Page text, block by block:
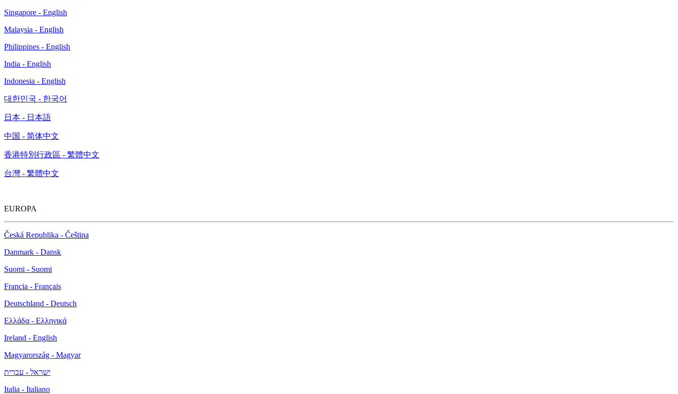
Singapore - English
Malaysia - English
Philippines - English
India - English
Indonesia - English
대한민국 - 한국어
日本 - 日本語
中国 - 简体中文
香港特別行政區 - 繁體中文
台灣 - 繁體中文
EUROPA
Česká Republika - Čeština
Danmark - Dansk
Suomi - Suomi
Francia - Français
Deutschland - Deutsch
Ελλάδα - Ελληνικά
Ireland - English
Magyarország - Magyar
ישראל - עברית
Italia - Italiano